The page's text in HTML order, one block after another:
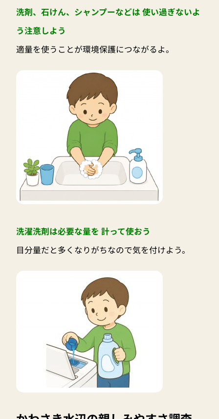
洗剤、石けん、シャンプーなどは 使い過ぎないよ
う注意しよう
適量を使うことが環境保護につながるよ。
洗濯洗剤は必要な量を 計って使おう
目分量だと多くなりがちなので気を付けよう。